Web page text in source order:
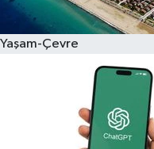
Yaşam-Çevre
Teknoloji
Televizyon
Yaşam-Çevre